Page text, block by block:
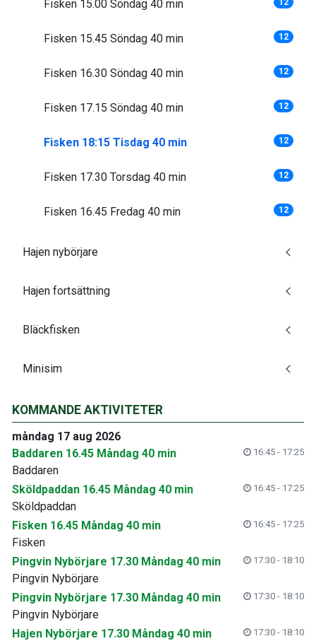
Fisken 15.00 Söndag 40 min 12
Fisken 15.45 Söndag 40 min 12
Fisken 16.30 Söndag 40 min 12
Fisken 17.15 Söndag 40 min 12
Fisken 18:15 Tisdag 40 min 12
Fisken 17.30 Torsdag 40 min 12
Fisken 16.45 Fredag 40 min 12
Hajen nybörjare
Hajen fortsättning
Bläckfisken
Minisim
KOMMANDE AKTIVITETER
måndag 17 aug 2026
Baddaren 16.45 Måndag 40 min
16:45 - 17:25
Baddaren
Sköldpaddan 16.45 Måndag 40 min
16:45 - 17:25
Sköldpaddan
Fisken 16.45 Måndag 40 min
16:45 - 17:25
Fisken
Pingvin Nybörjare 17.30 Måndag 40 min
17:30 - 18:10
Pingvin Nybörjare
Pingvin Nybörjare 17.30 Måndag 40 min
17:30 - 18:10
Pingvin Nybörjare
Hajen Nybörjare 17.30 Måndag 40 min
17:30 - 18:10